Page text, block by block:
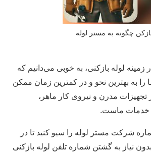
چگونه به مستر لوله
زمینه لوله بازکنی، به خوبی می‌دانیم که
به بهترین نحو و در کمترین زمان ممکن
تجهیزات مدرن و نیروی کار ماهر،
خدمات ماست.
شرکت مستر لوله را سیو کنید تا در
نیاز به گشتن شماره تلفن لوله بازکنی